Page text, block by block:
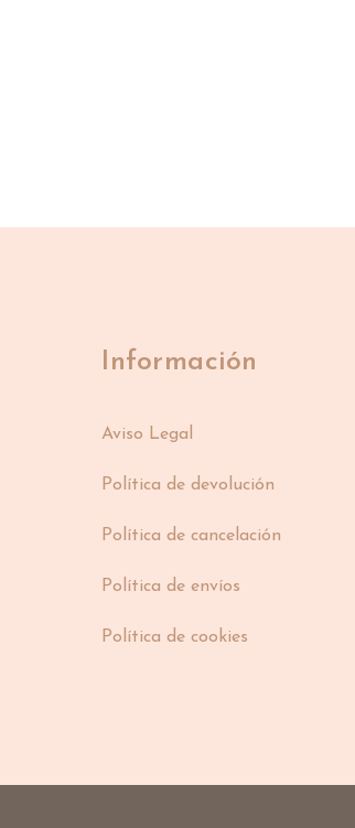
Información
Aviso Legal
Política de devolución
Política de cancelación
Política de envíos
Política de cookies